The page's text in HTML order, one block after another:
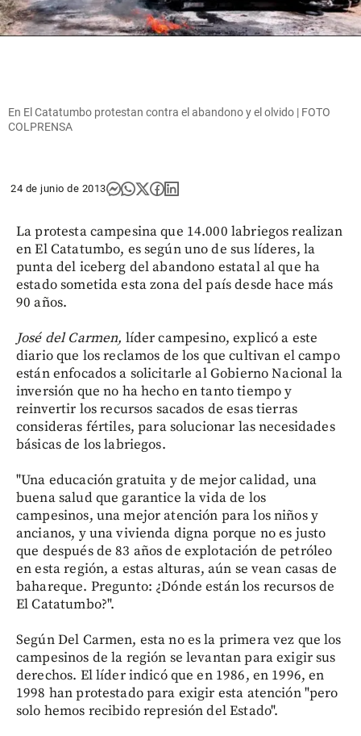
En El Catatumbo protestan contra el abandono y el olvido | FOTO
COLPRENSA
24 de junio de 2013
La protesta campesina que 14.000 labriegos realizan
en El Catatumbo, es según uno de sus líderes, la
punta del iceberg del abandono estatal al que ha
estado sometida esta zona del país desde hace más
90 años.
José del Carmen, líder campesino, explicó a este
diario que los reclamos de los que cultivan el campo
están enfocados a solicitarle al Gobierno Nacional la
inversión que no ha hecho en tanto tiempo y
reinvertir los recursos sacados de esas tierras
consideras fértiles, para solucionar las necesidades
básicas de los labriegos.
"Una educación gratuita y de mejor calidad, una
buena salud que garantice la vida de los
campesinos, una mejor atención para los niños y
ancianos, y una vivienda digna porque no es justo
que después de 83 años de explotación de petróleo
en esta región, a estas alturas, aún se vean casas de
bahareque. Pregunto: ¿Dónde están los recursos de
El Catatumbo?".
Según Del Carmen, esta no es la primera vez que los
campesinos de la región se levantan para exigir sus
derechos. El líder indicó que en 1986, en 1996, en
1998 han protestado para exigir esta atención "pero
solo hemos recibido represión del Estado".